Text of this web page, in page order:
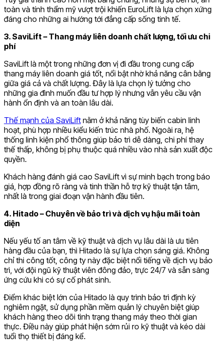
toàn và tính thẩm mỹ vượt trội khiến EuroLift là lựa chọn xứng
đáng cho những ai hướng tới đẳng cấp sống tinh tế.
3. SaviLift – Thang máy liên doanh chất lượng, tối ưu chi
phí
SaviLift là một trong những đơn vị đi đầu trong cung cấp
thang máy liên doanh giá tốt, nổi bật nhờ khả năng cân bằng
giữa giá cả và chất lượng. Đây là lựa chọn lý tưởng cho
những gia đình muốn đầu tư hợp lý nhưng vẫn yêu cầu vận
hành ổn định và an toàn lâu dài.
Thế mạnh của SaviLift nằm ở khả năng tùy biến cabin linh
hoạt, phù hợp nhiều kiểu kiến trúc nhà phố. Ngoài ra, hệ
thống linh kiện phổ thông giúp bảo trì dễ dàng, chi phí thay
thế thấp, không bị phụ thuộc quá nhiều vào nhà sản xuất độc
quyền.
Khách hàng đánh giá cao SaviLift vì sự minh bạch trong báo
giá, hợp đồng rõ ràng và tinh thần hỗ trợ kỹ thuật tận tâm,
nhất là trong giai đoạn vận hành đầu tiên.
4. Hitado – Chuyên về bảo trì và dịch vụ hậu mãi toàn
diện
Nếu yếu tố an tâm về kỹ thuật và dịch vụ lâu dài là ưu tiên
hàng đầu của bạn, thì Hitado là sự lựa chọn sáng giá. Không
chỉ thi công tốt, công ty này đặc biệt nổi tiếng về dịch vụ bảo
trì, với đội ngũ kỹ thuật viên đông đảo, trực 24/7 và sẵn sàng
ứng cứu khi có sự cố phát sinh.
Điểm khác biệt lớn của Hitado là quy trình bảo trì định kỳ
nghiêm ngặt, sử dụng phần mềm quản lý chuyên biệt giúp
khách hàng theo dõi tình trạng thang máy theo thời gian
thực. Điều này giúp phát hiện sớm rủi ro kỹ thuật và kéo dài
tuổi thọ thiết bị đáng kể.